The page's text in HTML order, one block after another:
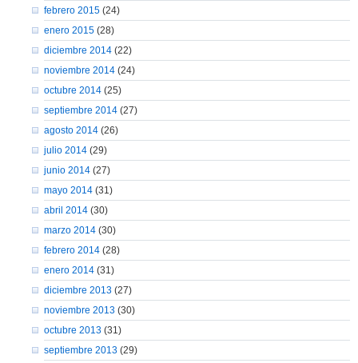
febrero 2015(24)
enero 2015(28)
diciembre 2014(22)
noviembre 2014(24)
octubre 2014(25)
septiembre 2014(27)
agosto 2014(26)
julio 2014(29)
junio 2014(27)
mayo 2014(31)
abril 2014(30)
marzo 2014(30)
febrero 2014(28)
enero 2014(31)
diciembre 2013(27)
noviembre 2013(30)
octubre 2013(31)
septiembre 2013(29)